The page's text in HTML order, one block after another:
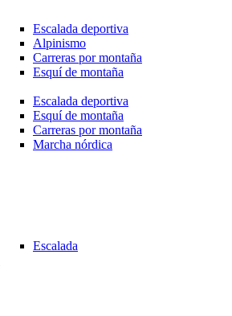
Escalada deportiva
Alpinismo
Carreras por montaña
Esquí de montaña
Escalada deportiva
Esquí de montaña
Carreras por montaña
Marcha nórdica
Escalada